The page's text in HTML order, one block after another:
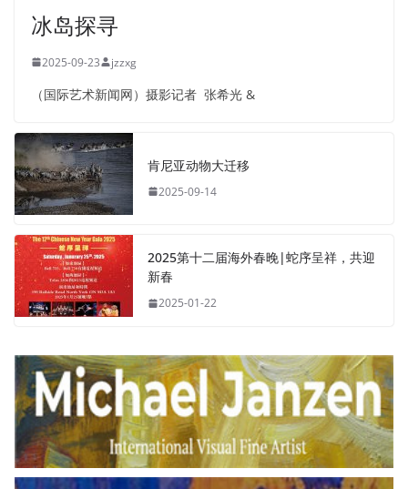
冰岛探寻
2025-09-23 jzzxg
（国际艺术新闻网）摄影记者 张希光 &
肯尼亚动物大迁移
2025-09-14
2025第十二届海外春晚|蛇序呈祥，共迎
新春
2025-01-22